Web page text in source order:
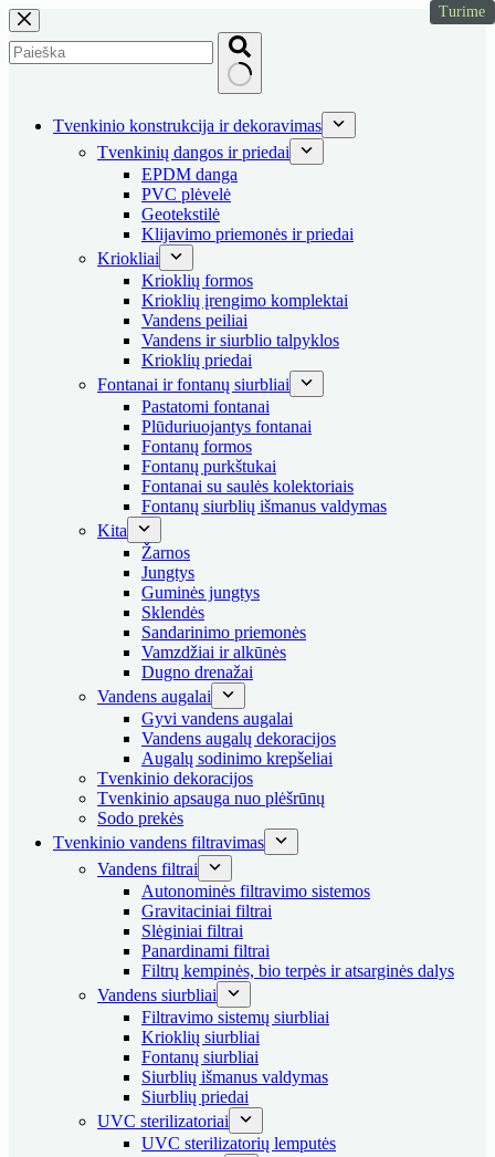
Skip
to
content
results Tvenkinio konstrukcija ir dekoravimas
Tvenkinių dangos ir priedai
EPDM danga
PVC plėvelė
Geotekstilė
Klijavimo priemonės ir priedai
Kriokliai
Krioklių formos
Krioklių įrengimo komplektai
Vandens peiliai
Vandens ir siurblio talpyklos
Krioklių priedai
Fontanai ir fontanų siurbliai
Pastatomi fontanai
Plūduriuojantys fontanai
Fontanų formos
Fontanų purkštukai
Fontanai su saulės kolektoriais
Fontanų siurblių išmanus valdymas
Kita
Žarnos
Jungtys
Guminės jungtys
Sklendės
Sandarinimo priemonės
Vamzdžiai ir alkūnės
Dugno drenažai
Vandens augalai
Gyvi vandens augalai
Vandens augalų dekoracijos
Augalų sodinimo krepšeliai
Tvenkinio dekoracijos
Tvenkinio apsauga nuo plėšrūnų
Sodo prekės
Tvenkinio vandens filtravimas
Vandens filtrai
Autonominės filtravimo sistemos
Gravitaciniai filtrai
Slėginiai filtrai
Panardinami filtrai
Filtrų kempinės, bio terpės ir atsarginės dalys
Vandens siurbliai
Filtravimo sistemų siurbliai
Krioklių siurbliai
Fontanų siurbliai
Siurblių išmanus valdymas
Siurblių priedai
UVC sterilizatoriai
UVC sterilizatorių lemputės
Turime